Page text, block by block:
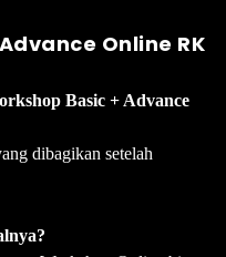
Online RK
Basic + Advance
dibagikan setelah